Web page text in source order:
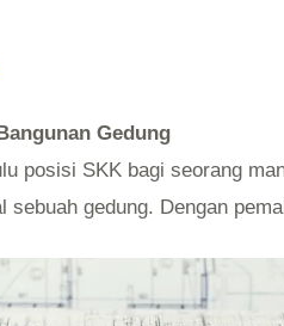
Gedung
posisi SKK bagi seorang
gedung. Dengan